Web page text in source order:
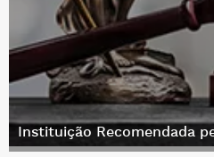
Instituição Recomendada